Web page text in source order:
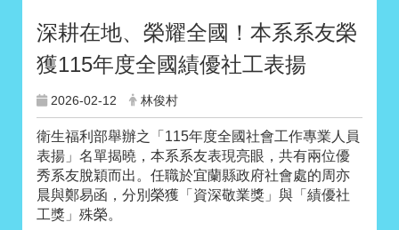
深耕在地、榮耀全國！本系系友榮
獲115年度全國績優社工表揚
2026-02-12 林俊村
衛生福利部舉辦之「115年度全國社會工作專業人員
表揚」名單揭曉，本系系友表現亮眼，共有兩位優
秀系友脫穎而出。任職於宜蘭縣政府社會處的周亦
晨與鄭易函，分別榮獲「資深敬業獎」與「績優社
工獎」殊榮。